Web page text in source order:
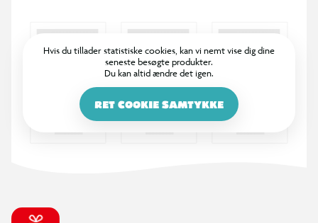
Hvis du tillader statistiske cookies, kan vi nemt vise dig dine
seneste besøgte produkter.
Du kan altid ændre det igen.
RET COOKIE SAMTYKKE